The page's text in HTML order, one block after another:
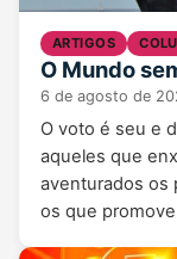
ARTIGOS
O Mundo
6 de agosto de
O voto é seu e
aqueles que
aventurados os
os que